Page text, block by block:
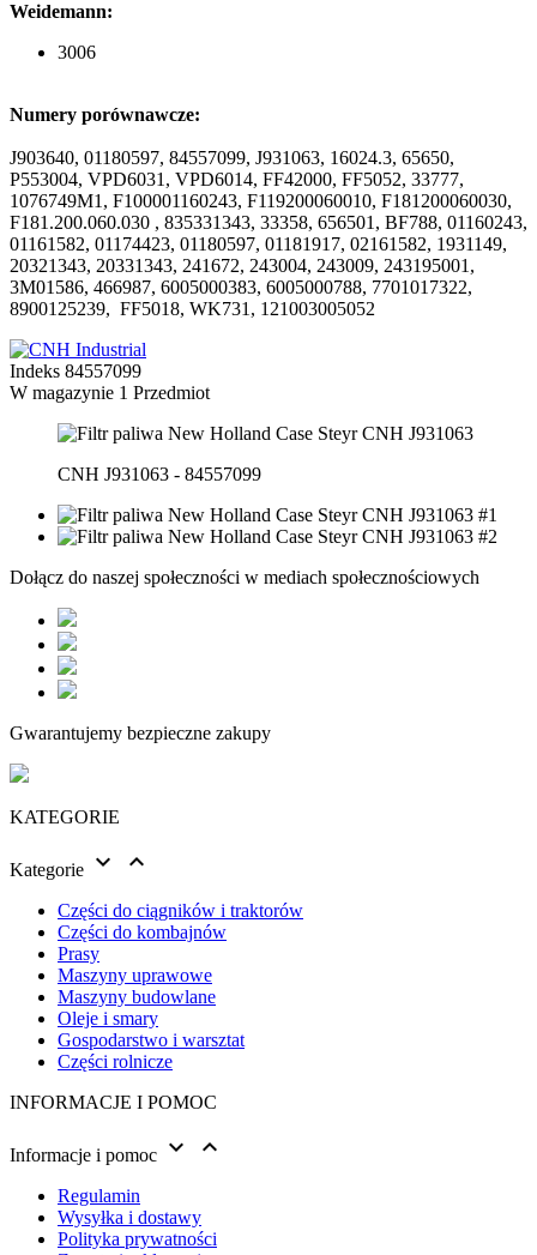
Weidemann:
3006
Numery porównawcze:
J903640, 01180597, 84557099, J931063, 16024.3, 65650,
P553004, VPD6031, VPD6014, FF42000, FF5052, 33777,
1076749M1, F100001160243, F119200060010, F181200060030,
F181.200.060.030 , 835331343, 33358, 656501, BF788, 01160243,
01161582, 01174423, 01180597, 01181917, 02161582, 1931149,
20321343, 20331343, 241672, 243004, 243009, 243195001,
3M01586, 466987, 6005000383, 6005000788, 7701017322,
8900125239, FF5018, WK731, 121003005052
Indeks 84557099
W magazynie 1 Przedmiot
CNH J931063 - 84557099
Dołącz do naszej społeczności w mediach społecznościowych
Gwarantujemy bezpieczne zakupy
KATEGORIE
Kategorie  
Części do ciągników i traktorów
Części do kombajnów
Prasy
Maszyny uprawowe
Maszyny budowlane
Oleje i smary
Gospodarstwo i warsztat
Części rolnicze
INFORMACJE I POMOC
Informacje i pomoc  
Regulamin
Wysyłka i dostawy
Polityka prywatności